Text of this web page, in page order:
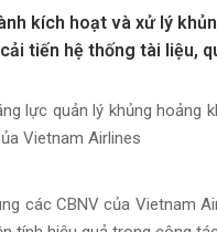
kích hoạt và xử lý
tiến hệ thống tài liệu,
lực quản lý khủng
Vietnam Airlines
các CBNV của Vietnam